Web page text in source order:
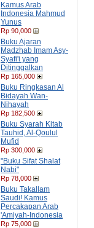
Kamus Arab
Indonesia Mahmud
Yunus
Rp 90,000
Buku Ajaran
Madzhab Imam Asy-
Syafi'i yang
Ditinggalkan
Rp 165,000
Buku Ringkasan Al
Bidayah Wan-
Nihayah
Rp 182,500
Buku Syarah Kitab
Tauhid, Al-Qoulul
Mufid
Rp 300,000
"Buku Sifat Shalat
Nabi"
Rp 78,000
Buku Takallam
Saudi! Kamus
Percakapan Arab
'Amiyah-Indonesia
Rp 75,000